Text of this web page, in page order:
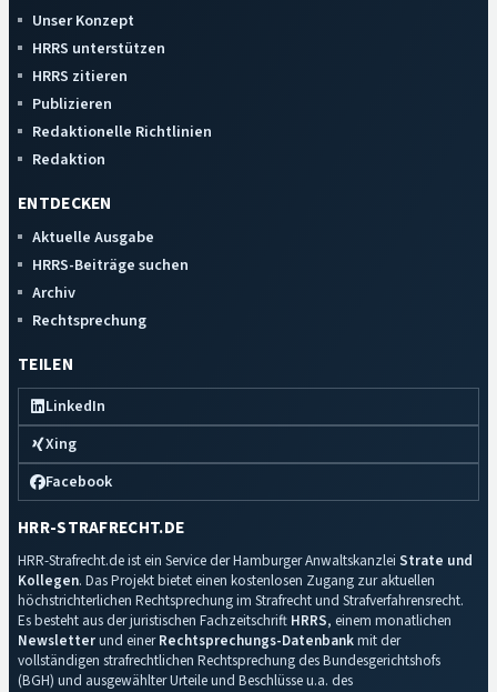
Unser Konzept
HRRS unterstützen
HRRS zitieren
Publizieren
Redaktionelle Richtlinien
Redaktion
ENTDECKEN
Aktuelle Ausgabe
HRRS-Beiträge suchen
Archiv
Rechtsprechung
TEILEN
LinkedIn
Xing
Facebook
HRR-STRAFRECHT.DE
HRR-Strafrecht.de ist ein Service der Hamburger Anwaltskanzlei Strate und
Kollegen. Das Projekt bietet einen kostenlosen Zugang zur aktuellen
höchstrichterlichen Rechtsprechung im Strafrecht und Strafverfahrensrecht.
Es besteht aus der juristischen Fachzeitschrift HRRS, einem monatlichen
Newsletterund einerRechtsprechungs-Datenbankmit der
vollständigen strafrechtlichen Rechtsprechung des Bundesgerichtshofs
(BGH) und ausgewählter Urteile und Beschlüsse u.a. des